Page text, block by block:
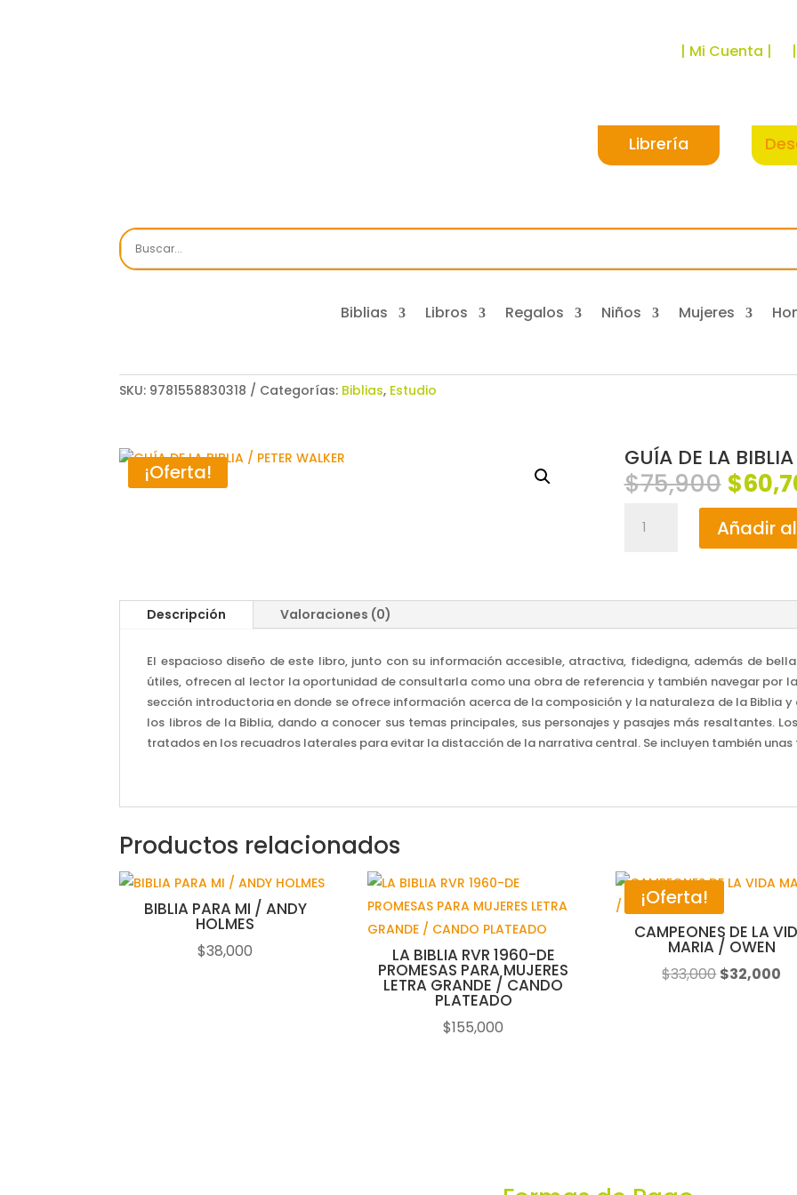
| Mi Cuenta |
Librería
Biblias Libros Regalos Niños Mujeres
SKU: 9781558830318 Categorías: Biblias, Estudio
¡Oferta!
GUÍA DE LA
$75,900 El
era:
$
cantidad
Añadir
Descripción Valoraciones (0)
El espacioso diseño de este libro, junto con su información accesible, atractiva, fidedigna, además de
útiles, ofrecen al lector la oportunidad de consultarla como una obra de referencia y también navegar por
sección introductoria en donde se ofrece información acerca de la composición y la naturaleza de la Biblia
los libros de la Biblia, dando a conocer sus temas principales, sus personajes y pasajes más resaltantes.
tratados en los recuadros laterales para evitar la distacción de la narrativa central. Se incluyen también
Productos relacionados
BIBLIA PARA MI / ANDY
HOLMES
$38,000 LA BIBLIA RVR 1960-DE
PROMESAS PARA MUJERES
LETRA GRANDE / CANDO
PLATEADO
$155,000
¡Oferta!
CAMPEONES DE LA
MARIA / OWEN
$33,000El
$32,000